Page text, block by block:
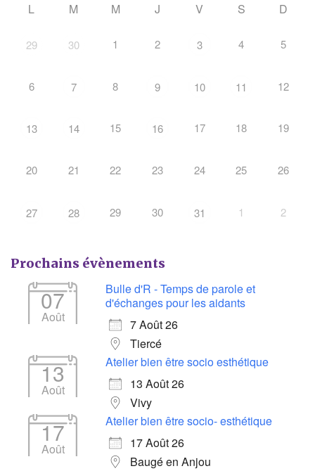
L M M J V S D
29 30 1 2 3 4 5
6 7 8 9 10 11 12
13 14 15 16 17 18 19
20 21 22 23 24 25 26
27 28 29 30 31 1 2
Prochains évènements
07
Août
Bulle d'R - Temps de parole et
d'échanges pour les aidants
7 Août 26
Tiercé
13
Août
Atelier bien être socio esthétique
13 Août 26
Vivy
17
Août
Atelier bien être socio- esthétique
17 Août 26
Baugé en Anjou